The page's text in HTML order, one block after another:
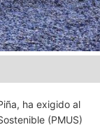
ha exigido al
(PMUS)